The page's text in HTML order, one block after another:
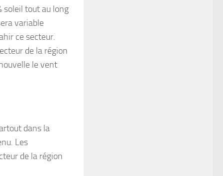
soleil tout au long
variable
ce secteur.
de la région
le vent
dans la
Les
de la région